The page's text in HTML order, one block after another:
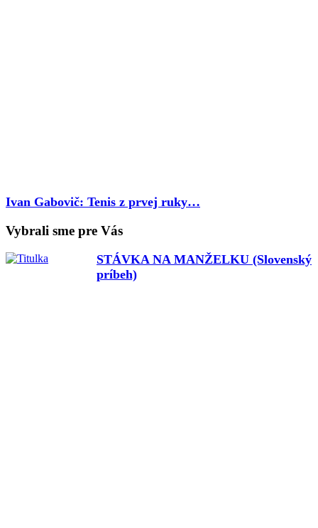
Ivan Gabovič: Tenis z prvej ruky…
Vybrali sme pre Vás
STÁVKA NA MANŽELKU (Slovenský
príbeh)